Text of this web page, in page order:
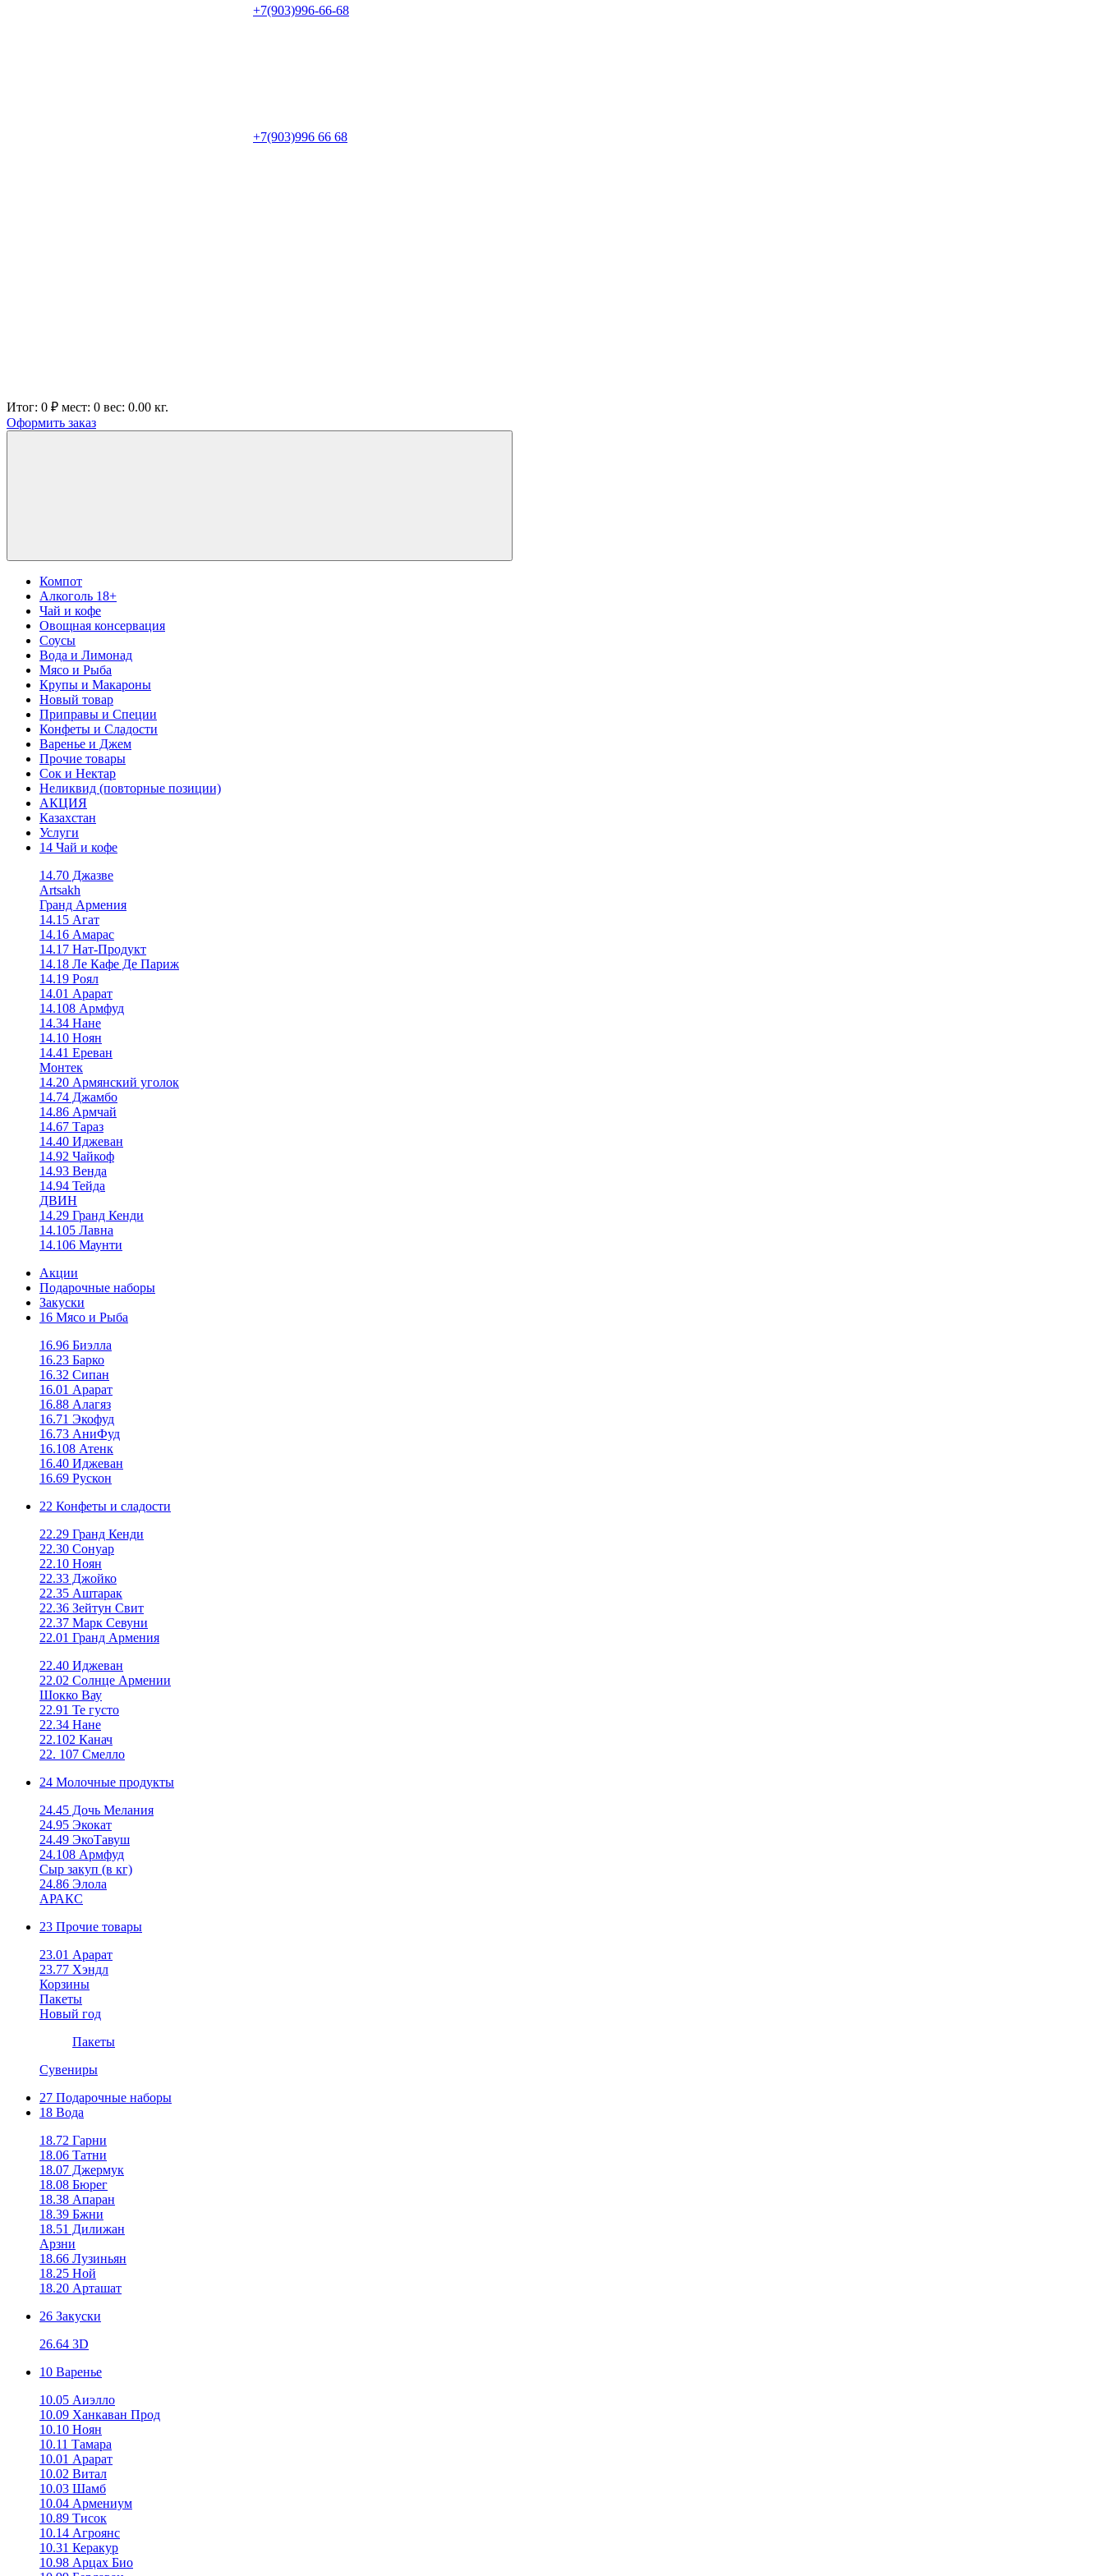
+7(903)996-66-68
+7(903)996 66 68
Итог: 0 ₽ мест: 0 вес: 0.00 кг.
Оформить заказ
Компот
Алкоголь 18+
Чай и кофе
Овощная консервация
Соусы
Вода и Лимонад
Мясо и Рыба
Крупы и Макароны
Новый товар
Приправы и Специи
Конфеты и Сладости
Варенье и Джем
Прочие товары
Сок и Нектар
Неликвид (повторные позиции)
АКЦИЯ
Казахстан
Услуги
14 Чай и кофе
14.70 Джазве
Artsakh
Гранд Армения
14.15 Агат
14.16 Амарас
14.17 Нат-Продукт
14.18 Ле Кафе Де Париж
14.19 Роял
14.01 Арарат
14.108 Армфуд
14.34 Нане
14.10 Ноян
14.41 Ереван
Монтек
14.20 Армянский уголок
14.74 Джамбо
14.86 Армчай
14.67 Тараз
14.40 Иджеван
14.92 Чайкоф
14.93 Венда
14.94 Тейда
ДВИН
14.29 Гранд Кенди
14.105 Лавна
14.106 Маунти
Акции
Подарочные наборы
Закуски
16 Мясо и Рыба
16.96 Биэлла
16.23 Барко
16.32 Сипан
16.01 Арарат
16.88 Алагяз
16.71 Экофуд
16.73 АниФуд
16.108 Атенк
16.40 Иджеван
16.69 Рускон
22 Конфеты и сладости
22.29 Гранд Кенди
22.30 Сонуар
22.10 Ноян
22.33 Джойко
22.35 Аштарак
22.36 Зейтун Свит
22.37 Марк Севуни
22.01 Гранд Армения
22.40 Иджеван
22.02 Солнце Армении
Шокко Вау
22.91 Те густо
22.34 Нане
22.102 Канач
22. 107 Смелло
24 Молочные продукты
24.45 Дочь Мелания
24.95 Экокат
24.49 ЭкоТавуш
24.108 Армфуд
Сыр закуп (в кг)
24.86 Элола
АРАКС
23 Прочие товары
23.01 Арарат
23.77 Хэндл
Корзины
Пакеты
Новый год
Пакеты
Сувениры
27 Подарочные наборы
18 Вода
18.72 Гарни
18.06 Татни
18.07 Джермук
18.08 Бюрег
18.38 Апаран
18.39 Бжни
18.51 Дилижан
Арзни
18.66 Лузиньян
18.25 Ной
18.20 Арташат
26 Закуски
26.64 3D
10 Варенье
10.05 Аиэлло
10.09 Ханкаван Прод
10.10 Ноян
10.11 Тамара
10.01 Арарат
10.02 Витал
10.03 Шамб
10.04 Армениум
10.89 Тисок
10.14 Агроянс
10.31 Керакур
10.98 Арцах Био